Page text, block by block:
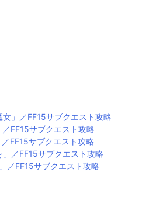
」／FF15サブクエスト攻略
FF15サブクエスト攻略
FF15サブクエスト攻略
／FF15サブクエスト攻略
／FF15サブクエスト攻略